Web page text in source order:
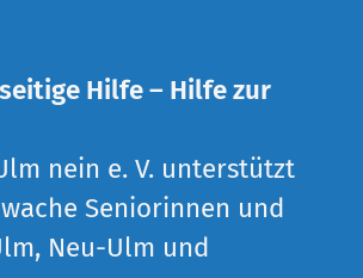
Hilfe – Hilfe zur
nein e. V. unterstützt
Seniorinnen und
Neu-Ulm und